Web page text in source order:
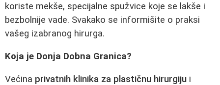
koriste mekše, specijalne spužvice koje se lakše i
bezbolnije vade. Svakako se informišite o praksi
vašeg izabranog hirurga.
Koja je Donja Dobna Granica?
Većina privatnih klinika za plastičnu hirurgiju i